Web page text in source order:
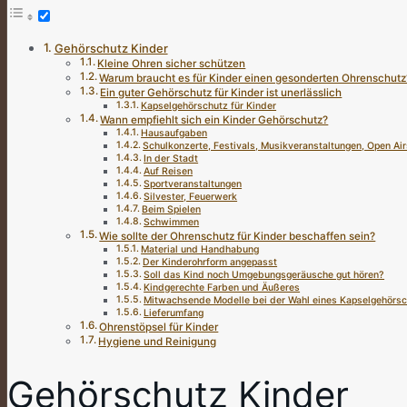
Gehörschutz Kinder
Kleine Ohren sicher schützen
Warum braucht es für Kinder einen gesonderten
Ein guter Gehörschutz für Kinder ist unerlässlich
Kapselgehörschutz für Kinder
Wann empfiehlt sich ein Kinder Gehörschutz?
Hausaufgaben
Schulkonzerte, Festivals, Musikveranstaltungen, Open
In der Stadt
Auf Reisen
Sportveranstaltungen
Silvester, Feuerwerk
Beim Spielen
Schwimmen
Wie sollte der Ohrenschutz für Kinder beschaffen sein?
Material und Handhabung
Der Kinderohrform angepasst
Soll das Kind noch Umgebungsgeräusche gut hören?
Kindgerechte Farben und Äußeres
Mitwachsende Modelle bei der Wahl eines
Lieferumfang
Ohrenstöpsel für Kinder
Hygiene und Reinigung
Gehörschutz Kinder